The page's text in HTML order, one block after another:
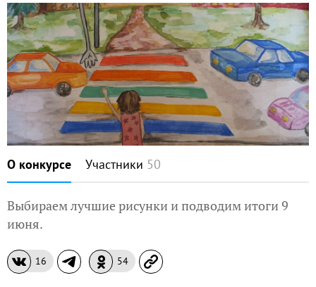
О конкурсе Участники 50
Выбираем лучшие рисунки и подводим итоги 9
июня.
16 54